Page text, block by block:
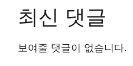
최신 댓글
보여줄 댓글이 없습니다.